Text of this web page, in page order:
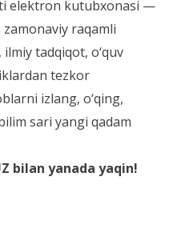
elektron kutubxonasi —
raqamli
tadqiqot, o‘quv
tezkor
izlang, o‘qing,
sari yangi qadam
bilan yanada yaqin!